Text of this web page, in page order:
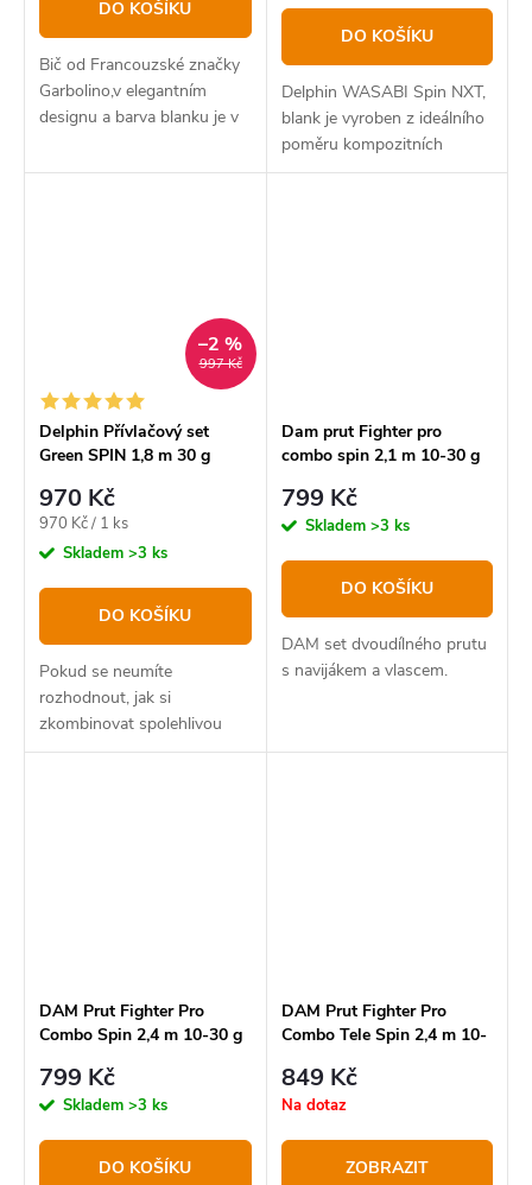
DO KOŠÍKU
Bič od Francouzské značky
Garbolino,v elegantním
designu a barva blanku je v
DO KOŠÍKU
Delphin WASABI Spin NXT,
blank je vyroben z ideálního
poměru kompozitních
materiálů. Rukojeť z EVA
997 Kč
–2 %
Delphin Přívlačový set
Green SPIN 1,8 m 30 g
970 Kč
Měrná
cena:
970 Kč / 1 ks
Skladem >3 ks
DO KOŠÍKU
Pokud se neumíte
rozhodnout, jak si
zkombinovat spolehlivou
přívlačovou sestavu, tak
Dam prut Fighter pro
combo spin 2,1 m 10-30 g
799 Kč
Skladem >3 ks
DO KOŠÍKU
DAM set dvoudílného prutu
s navijákem a vlascem.
DAM Prut Fighter Pro
Combo Spin 2,4 m 10-30 g
799 Kč
Skladem >3 ks
DO KOŠÍKU
DAM Prut Fighter Pro
Combo Tele Spin 2,4 m 10-
Vlasec 0,25mm Zdarma
849 Kč
Na dotaz
ZOBRAZIT